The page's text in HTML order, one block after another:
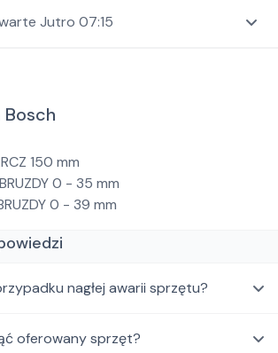
Jutro 07:15
150 mm
0 - 35 mm
0 - 39 mm
nagłej awarii sprzętu?
oferowany sprzęt?